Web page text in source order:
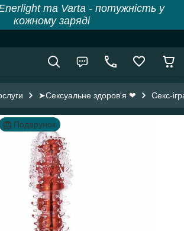
та Varta - потужність у
кожному заряді
➤Сексуальне здоров'я ❤ Секс-
Подарунок